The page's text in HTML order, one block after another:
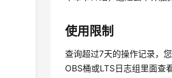
使用限制
查询超过7天的操作记录，
OBS桶或LTS日志组里面查